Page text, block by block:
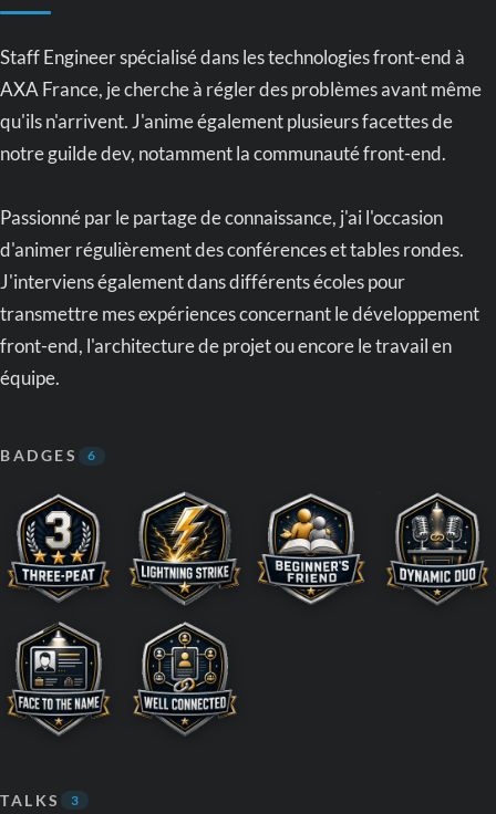
Staff Engineer spécialisé dans les technologies front-end à
AXA France, je cherche à régler des problèmes avant même
qu'ils n'arrivent. J'anime également plusieurs facettes de
notre guilde dev, notamment la communauté front-end.
Passionné par le partage de connaissance, j'ai l'occasion
d'animer régulièrement des conférences et tables rondes.
J'interviens également dans différents écoles pour
transmettre mes expériences concernant le développement
front-end, l'architecture de projet ou encore le travail en
équipe.
BADGES 6
TALKS 3